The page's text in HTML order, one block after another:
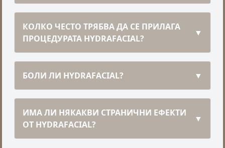
КОЛКО ЧЕСТО ТРЯБВА ДА СЕ ПРИЛАГА
ПРОЦЕДУРАТА HYDRAFACIAL?
▼
БОЛИ ЛИ HYDRAFACIAL? ▼
ИМА ЛИ НЯКАКВИ СТРАНИЧНИ ЕФЕКТИ
ОТ HYDRAFACIAL?
▼